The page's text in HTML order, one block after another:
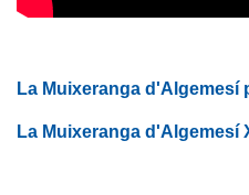
La Muixeranga d'Algemesí
La Muixeranga d'Algemesí